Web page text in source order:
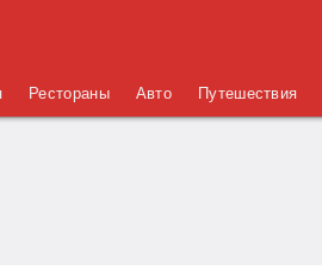
Рестораны Авто Путешествия